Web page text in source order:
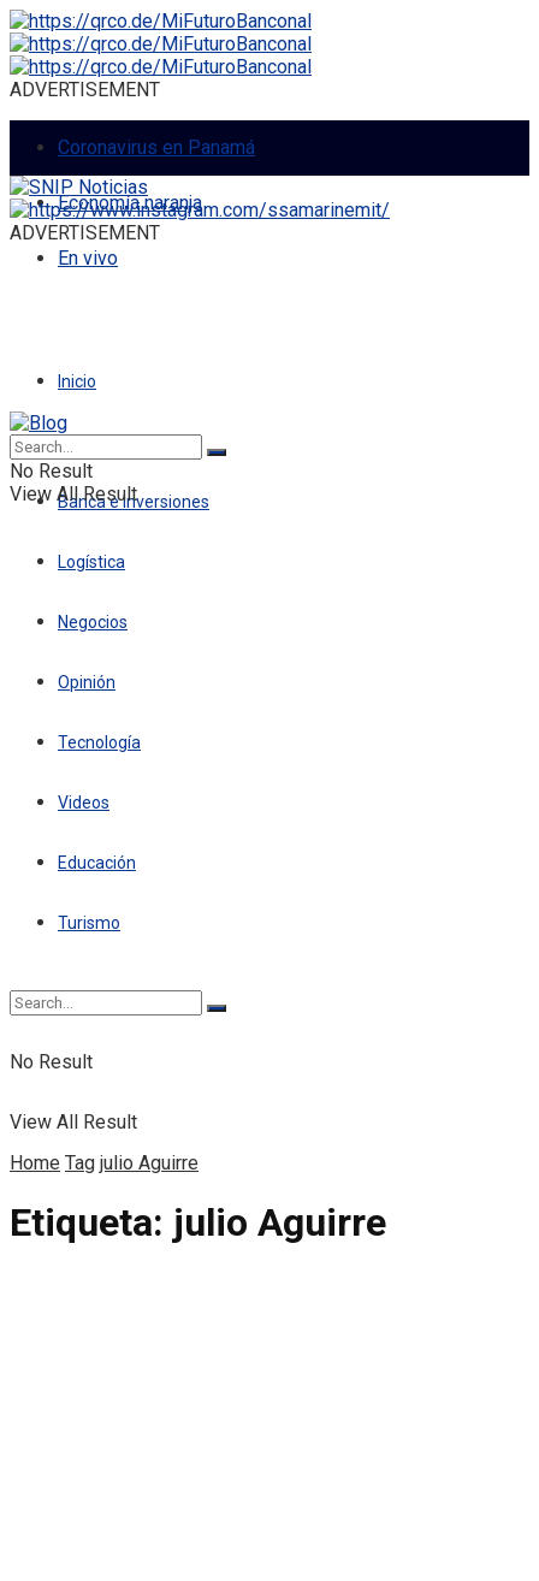
ADVERTISEMENT
Coronavirus en Panamá
Economía naranja
En vivo
ADVERTISEMENT
Inicio
Economía
Banca e Inversiones
Logística
Negocios
Opinión
Tecnología
Videos
Educación
Turismo
No Result
View All Result
No Result
View All Result
Home Tag julio Aguirre
Etiqueta: julio Aguirre